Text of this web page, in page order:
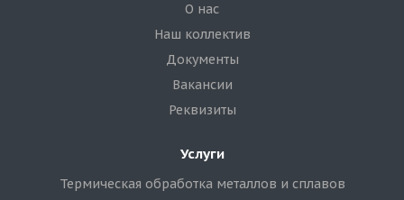
О нас
Наш коллектив
Документы
Вакансии
Реквизиты
Услуги
Термическая обработка металлов и сплавов